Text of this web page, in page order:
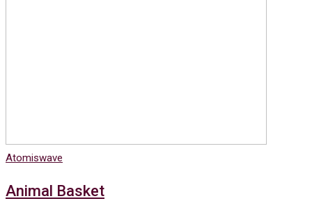
Atomiswave
Animal Basket